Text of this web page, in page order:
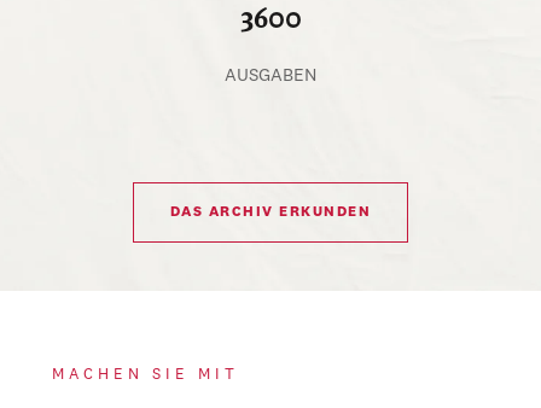
3600
AUSGABEN
DAS ARCHIV ERKUNDEN
MACHEN SIE MIT